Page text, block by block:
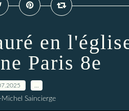
en
Paris 8e
Michel Saincierge